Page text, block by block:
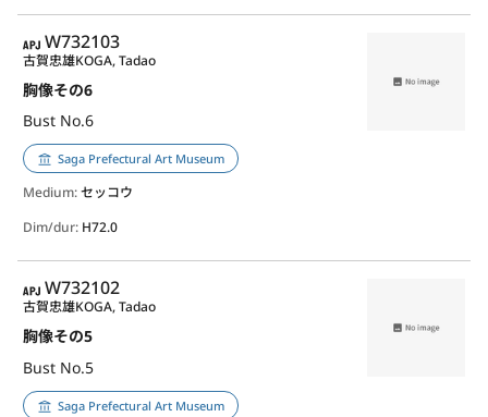
APJ
W732103
胸像その6
Bust No.6
古賀忠雄KOGA, Tadao
Saga Prefectural Art Museum
Medium:セッコウ
Dim/dur: H72.0
APJ
W732102
胸像その5
Bust No.5
古賀忠雄KOGA, Tadao
Saga Prefectural Art Museum